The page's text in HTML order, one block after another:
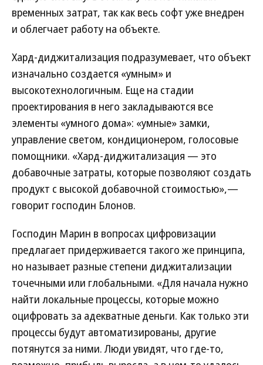
временных затрат, так как весь софт уже внедрен
и облегчает работу на объекте.
Хард-диджитализация подразумевает, что объект
изначально создается «умным» и
высокотехнологичным. Еще на стадии
проектирования в него закладываются все
элементы «умного дома»: «умные» замки,
управление светом, кондиционером, голосовые
помощники. «Хард-диджитализация — это
добавочные затраты, которые позволяют создать
продукт с высокой добавочной стоимостью»,—
говорит господин Блонов.
Господин Марин в вопросах цифровизации
предлагает придерживается такого же принципа,
но называет разные степени диджитализации
точечными или глобальными. «Для начала нужно
найти локальные процессы, которые можно
оцифровать за адекватные деньги. Как только эти
процессы будут автоматизированы, другие
потянутся за ними. Люди увидят, что где-то,